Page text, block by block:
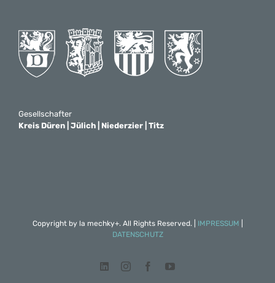
Gesellschafter
Kreis Düren | Jülich | Niederzier | Titz
Copyright by la mechky+. All Rights Reserved. | IMPRESSUM
DATENSCHUTZ
LinkedInInstagramFacebookYouTube